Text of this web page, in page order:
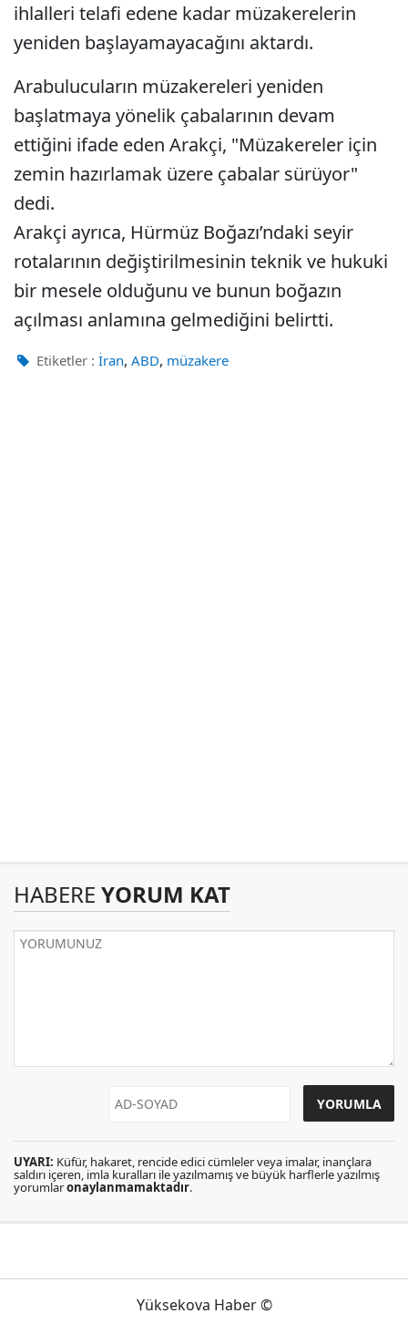
ihlalleri telafi edene kadar müzakerelerin
yeniden başlayamayacağını aktardı.
Arabulucuların müzakereleri yeniden
başlatmaya yönelik çabalarının devam
ettiğini ifade eden Arakçi, "Müzakereler için
zemin hazırlamak üzere çabalar sürüyor"
dedi.
Arakçi ayrıca, Hürmüz Boğazı’ndaki seyir
rotalarının değiştirilmesinin teknik ve hukuki
bir mesele olduğunu ve bunun boğazın
açılması anlamına gelmediğini belirtti.
Etiketler : İran, ABD, müzakere
HABERE YORUM KAT
UYARI: Küfür, hakaret, rencide edici cümleler veya imalar, inançlara
saldırı içeren, imla kuralları ile yazılmamış ve büyük harflerle yazılmış
yorumlaronaylanmamaktadır.
Yüksekova Haber ©